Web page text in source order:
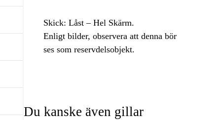
Skick: Låst – Hel Skärm.
Enligt bilder, observera att denna bör
ses som reservdelsobjekt.
Du kanske även gillar